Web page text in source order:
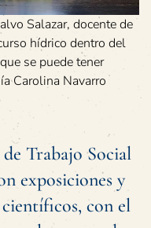
Salazar, docente de
hídrico dentro del
se puede tener
Carolina Navarro
de Trabajo Social
exposiciones y
con el